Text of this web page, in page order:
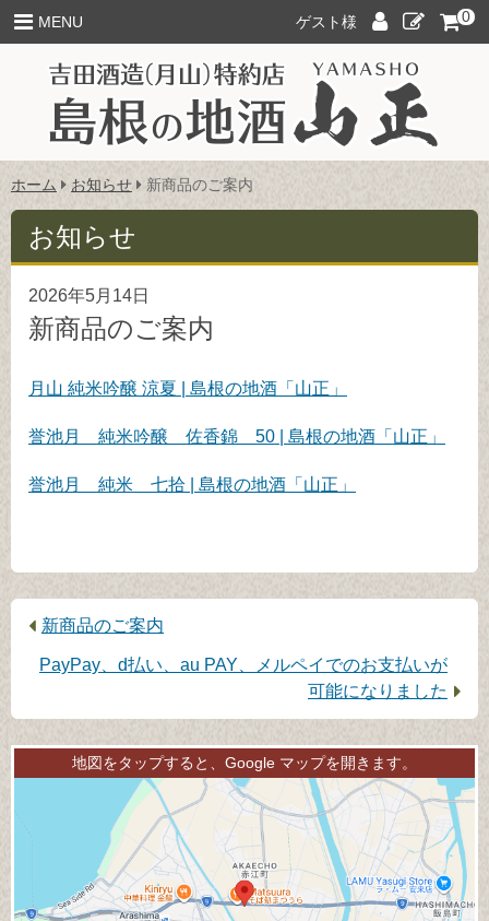
このページの本文へゲスト様
ロ
ン
新
0
MENU
こ
の
置:
ホーム お知らせ 新商品のご案内
お知らせ
2026年5月14日
新商品のご案内
月山 純米吟醸 涼夏 | 島根の地酒「山正」
誉池月 純米吟醸 佐香錦 50 | 島根の地酒「山正」
誉池月 純米 七拾 | 島根の地酒「山正」
前
記
新商品のご案内
次
記
事：
PayPay、d払い、au PAY、メルペイでのお支払いが
可能になりました
地図をタップすると、Google マップを開きます。